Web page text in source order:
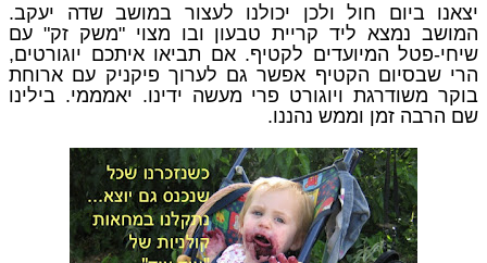
יצאנו ביום חול ולכן יכולנו לעצור במושב שדה יעקב.
המושב נמצא ליד קריית טבעון ובו מצוי "משק זק" עם
שיחי-פטל המיועדים לקטיף. אם תביאו איתכם יוגורטים,
הרי שבסיום הקטיף אפשר גם לערוך פיקניק עם ארוחת
בוקר משודרגת ויוגורט פרי מעשה ידינו. יאמממי. בילינו
שם הרבה זמן וממש נהננו.